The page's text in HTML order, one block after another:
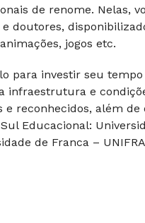
de renome. Nelas,
doutores,
jogos etc.
para investir seu
infraestrutura e
reconhecidos, além
Educacional:
de Franca –